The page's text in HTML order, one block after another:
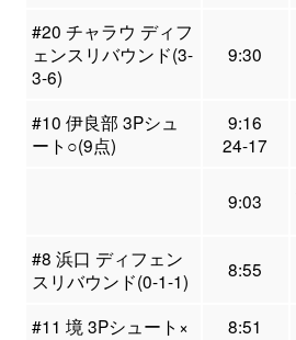
#20 チャラウ ディフ
ェンスリバウンド(3-
3-6)
9:30
#10 伊良部 3Pシュ
ート○(9点)
9:16
24-17
9:03
#8 浜口 ディフェン
スリバウンド(0-1-1)
8:55
#11 境 3Pシュート×
8:51